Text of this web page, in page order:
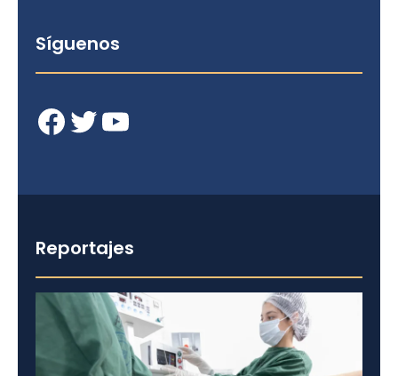
Síguenos
Facebook Twitter YouTube
Reportajes